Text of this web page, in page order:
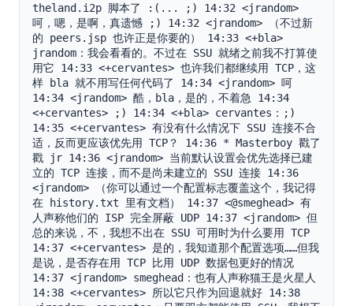
theland.i2p 脚本了 :(... ;) 14:32 <jrandom>
呵，嗯，是啊，真遗憾 ;) 14:32 <jrandom> （不过新
的 peers.jsp 也许正是你要的） 14:33 <+bla>
jrandom：我会看看的。不过在 SSU 就绪之前我不打算使
用它 14:33 <+cervantes> 也许我们都继续用 TCP，这
样 bla 就不用写任何代码了 14:34 <jrandom> 呵
14:34 <jrandom> 酷，bla，是的，不着急 14:34
<+cervantes> ;) 14:34 <+bla> cervantes：;)
14:35 <+cervantes> 有没有什么情况下 SSU 连接不合
适，反而更应该优先用 TCP？ 14:36 * Masterboy 戳了
戳 jr 14:36 <jrandom> 当前默认设置会优先选择已建
立的 TCP 连接，而不是尚未建立的 SSU 连接 14:36
<jrandom> （你可以通过一个配置标志覆盖这个，我记得
在 history.txt 里有文档） 14:37 <@smeghead> 有
人声称他们的 ISP 完全屏蔽 UDP 14:37 <jrandom> 但
总的来说，不，我想不出在 SSU 可用时为什么要用 TCP
14:37 <+cervantes> 是的，我知道那个配置选项……但我
是说，是否存在用 TCP 比用 UDP 数据包更好的情况
14:37 <jrandom> smeghead：也有人声称猫王是火星人
14:38 <+cervantes> 所以它只作为回退就好 14:38